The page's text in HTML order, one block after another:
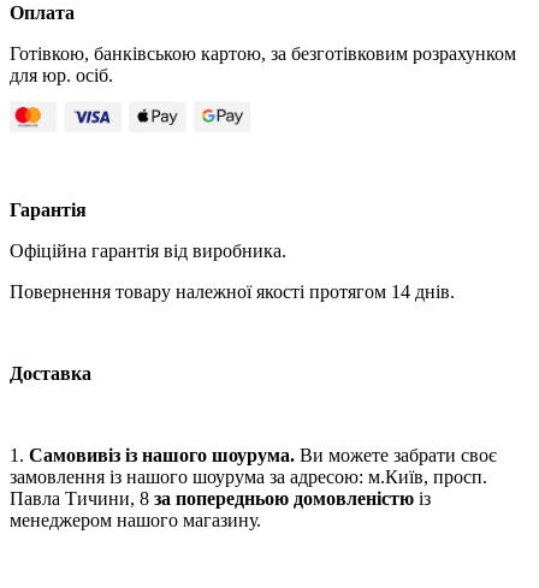
Оплата
Готівкою, банківською картою, за безготівковим розрахунком
для юр. осіб.
Гарантія
Офіційна гарантія від виробника.
Повернення товару належної якості протягом 14 днів.
Доставка
1. Самовивіз із нашого шоурума. Ви можете забрати своє
замовлення із нашого шоурума за адресою: м.Київ, просп.
Павла Тичини, 8 за попередньою домовленістю із
менеджером нашого магазину.